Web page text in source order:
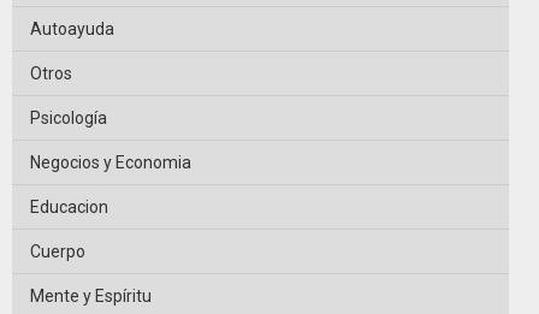
Autoayuda
Otros
Psicología
Negocios y Economia
Educacion
Cuerpo
Mente y Espíritu